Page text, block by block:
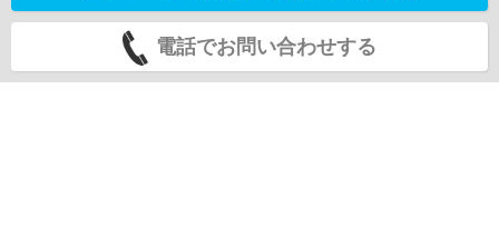
電話でお問い合わせする